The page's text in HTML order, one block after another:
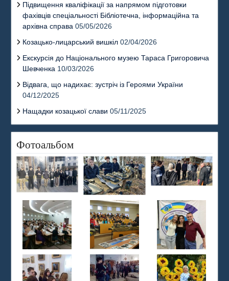
Підвищення кваліфікації за напрямом підготовки
фахівців спеціальності Бібліотечна, інформаційна та
архівна справа 05/05/2026
Козацько-лицарський вишкіл 02/04/2026
Екскурсія до Національного музею Тараса Григоровича
Шевченка 10/03/2026
Відвага, що надихає: зустріч із Героями України
04/12/2025
Нащадки козацької слави 05/11/2025
Фотоальбом